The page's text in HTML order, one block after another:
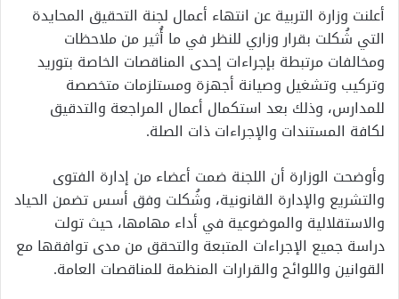
أعلنت وزارة التربية عن انتهاء أعمال لجنة التحقيق المحايدة
التي شُكلت بقرار وزاري للنظر في ما أُثير من ملاحظات
ومخالفات مرتبطة بإجراءات إحدى المناقصات الخاصة بتوريد
وتركيب وتشغيل وصيانة أجهزة ومستلزمات متخصصة
للمدارس، وذلك بعد استكمال أعمال المراجعة والتدقيق
لكافة المستندات والإجراءات ذات الصلة.
وأوضحت الوزارة أن اللجنة ضمت أعضاء من إدارة الفتوى
والتشريع والإدارة القانونية، وشُكلت وفق أسس تضمن الحياد
والاستقلالية والموضوعية في أداء مهامها، حيث تولت
دراسة جميع الإجراءات المتبعة والتحقق من مدى توافقها مع
القوانين واللوائح والقرارات المنظمة للمناقصات العامة.